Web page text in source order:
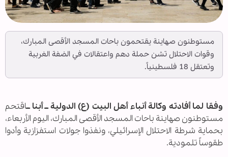
مستوطنون صهاينة يقتحمون باحات المسجد الأقصى المبارك،
وقوات الاحتلال تشن حملة دهم واعتقالات في الضفة الغربية
وتعتقل 18 فلسطينياً.
وفقا لما أفادته وكالة أنباء أهل البيت (ع) الدولية ــ أبنا ــاقتحم
مستوطنون صهاينة باحات المسجد الأقصى المبارك، اليوم الأربعاء،
بحماية شرطة الاحتلال الإسرائيلي، ونفذوا جولات استفزازية وأدوا
طقوساً تلمودية.